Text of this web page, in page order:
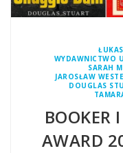
WYDAWNICTWO
SARAH
JAROSŁAW
DOUGLAS
BOOKER
AWARD